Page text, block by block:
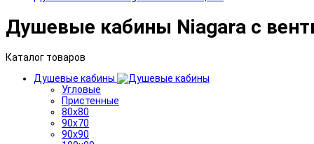
Душевые кабины Niagara с
Каталог товаров
Душевые кабины
Угловые
Пристенные
80x80
90x70
90x90